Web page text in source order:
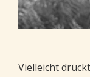
Vielleicht